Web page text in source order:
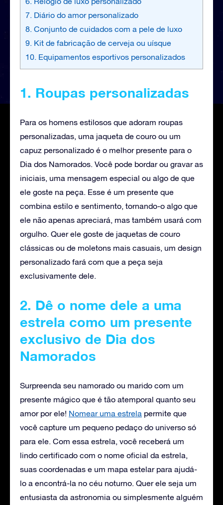
7. Diário do amor personalizado
8. Conjunto de cuidados com a pele de luxo
9. Kit de fabricação de cerveja ou uísque
10. Equipamentos esportivos personalizados
1. Roupas personalizadas
Para os homens estilosos que adoram roupas
personalizadas, uma jaqueta de couro ou um
capuz personalizado é o melhor presente para o
Dia dos Namorados. Você pode bordar ou gravar as
iniciais, uma mensagem especial ou algo de que
ele goste na peça. Esse é um presente que
combina estilo e sentimento, tornando-o algo que
ele não apenas apreciará, mas também usará com
orgulho. Quer ele goste de jaquetas de couro
clássicas ou de moletons mais casuais, um design
personalizado fará com que a peça seja
exclusivamente dele.
2. Dê o nome dele a uma
estrela como um presente
exclusivo de Dia dos
Namorados
Surpreenda seu namorado ou marido com um
presente mágico que é tão atemporal quanto seu
amor por ele! Nomear uma estrela permite que
você capture um pequeno pedaço do universo só
para ele. Com essa estrela, você receberá um
lindo certificado com o nome oficial da estrela,
suas coordenadas e um mapa estelar para ajudá-
lo a encontrá-la no céu noturno. Quer ele seja um
entusiasta da astronomia ou simplesmente alguém